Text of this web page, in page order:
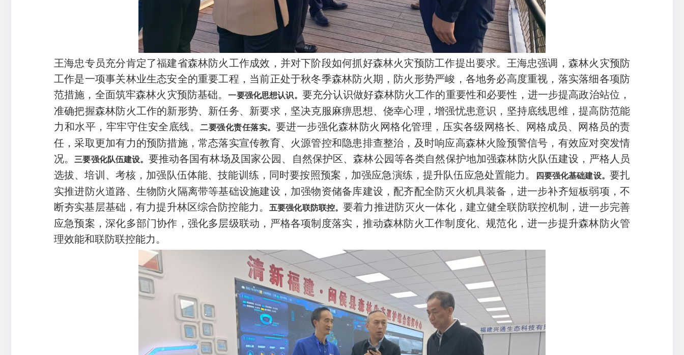
王海忠专员充分肯定了福建省森林防火工作成效，并对下阶段如何抓好森林火灾预防工作提出要求。王海忠强调，森林火灾预防
工作是一项事关林业生态安全的重要工程，当前正处于秋冬季森林防火期，防火形势严峻，各地务必高度重视，落实落细各项防
范措施，全面筑牢森林火灾预防基础。一要强化思想认识。 要充分认识做好森林防火工作的重要性和必要性，进一步提高政治站位，
准确把握森林防火工作的新形势、新任务、新要求，坚决克服麻痹思想、侥幸心理，增强忧患意识，坚持底线思维，提高防范能
力和水平，牢牢守住安全底线。
二要强化责任落实。 要进一步强化森林防火网格化管理，压实各级网格长、网格成员、网格员的责
任，采取更加有力的预防措施，常态落实宣传教育、火源管控和隐患排查整治，及时响应高森林火险预警信号，有效应对突发情
况。
三要强化队伍建设。 要推动各国有林场及国家公园、自然保护区、森林公园等各类自然保护地加强森林防火队伍建设，严格人员
选拔、培训、考核，加强队伍体能、技能训练，同时要按照预案，加强应急演练，提升队伍应急处置能力。
四要强化基础建设。 要扎
实推进防火道路、生物防火隔离带等基础设施建设，加强物资储备库建设，配齐配全防灭火机具装备，进一步补齐短板弱项，不
断夯实基层基础，有力提升林区综合防控能力。
五要强化联防联控。要着力推进防灭火一体化，建立健全联防联控机制，进一步完善
应急预案，深化多部门协作，强化多层级联动，严格各项制度落实，推动森林防火工作制度化、规范化，进一步提升森林防火管
理效能和联防联控能力。